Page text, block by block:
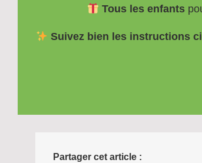
Tous les enfants
Suivez bien les instructions
Partager cet article :